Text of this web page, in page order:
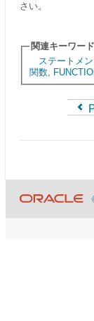
さい。
関連キーワー
ステートメン
関数,